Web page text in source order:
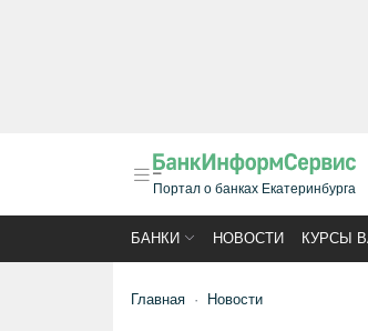
Портал о банках Екатеринбурга
БАНКИ НОВОСТИ КУРСЫ
Главная Новости